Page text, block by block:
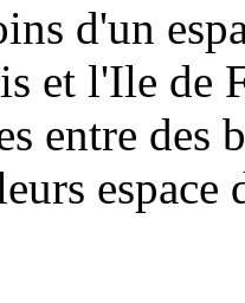
d'un
et l'Ile de
entre des